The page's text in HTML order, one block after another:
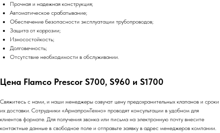
Прочная и надежная конструкция;
Автоматическое срабатывание;
Обеспечение безопасности эксплуатации трубопроводов;
Защита от коррозии;
Износостойкость;
Долговечность;
Отсутствие необходимости в обслуживании.
Цена Flamco Prescor S700, S960 и S1700
Свяжитесь с нами, и наши менеджеры озвучат цену предохранительных клапанов и сроки
их доставки. Сотрудники «АрмапромТехно» проводят консультации в удобном для
клиентов формате. Для получения звонка или письма на электронную почту внесите
контактные данные в свободное поле и отправьте заявку в адрес менеджеров компании.